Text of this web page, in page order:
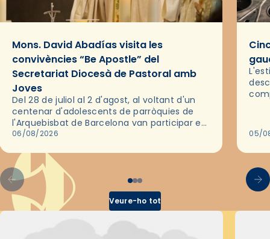
Mons. David Abadías visita les
convivències “Be Apostle” del
Secretariat Diocesà de Pastoral amb
Joves
Del 28 de juliol al 2 d'agost, al voltant d'un
centenar d'adolescents de parròquies de
l'Arquebisbat de Barcelona van participar en
les convivències Be Apostle, organitzades
06/08/2026 05/
Veure-ho tot